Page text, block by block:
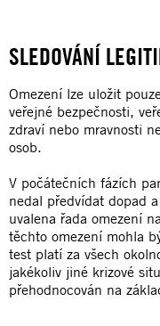
SLEDOVÁNÍ
Omezení lze uložit
veřejné bezpečnosti,
zdraví nebo mravnosti
osob.
V počátečních fázích
nedal předvídat dopad
uvalena řada omezení
těchto omezení mohla
test platí za všech
jakékoliv jiné krizové
přehodnocován na